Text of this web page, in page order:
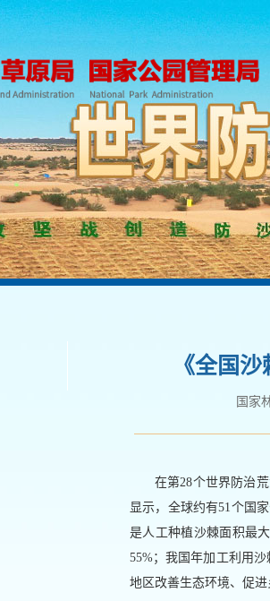
《全国
国家
在第28个世界防治
显示，全球约有51个国
是人工种植沙棘面积最
55%；我国年加工利用
地区改善生态环境、促